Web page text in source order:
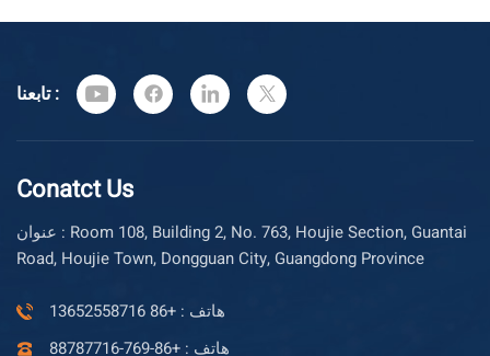
تابعنا :
Conatct Us
عنوان : Room 108, Building 2, No. 763, Houjie Section, Guantai
Road, Houjie Town, Dongguan City, Guangdong Province
هاتف : +86 13652558716
هاتف : +86-769-88787716